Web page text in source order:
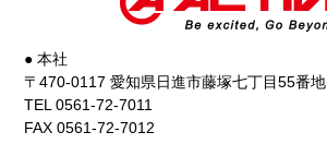
● 本社
〒470-0117 愛知県日進市藤塚七丁目55番地
TEL 0561-72-7011
FAX 0561-72-7012